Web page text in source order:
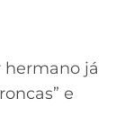
hermano já
e